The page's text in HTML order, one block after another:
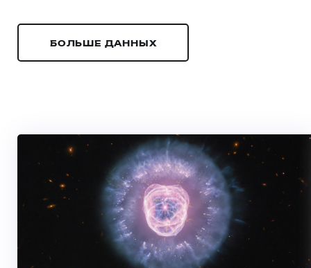
БОЛЬШЕ ДАННЫХ